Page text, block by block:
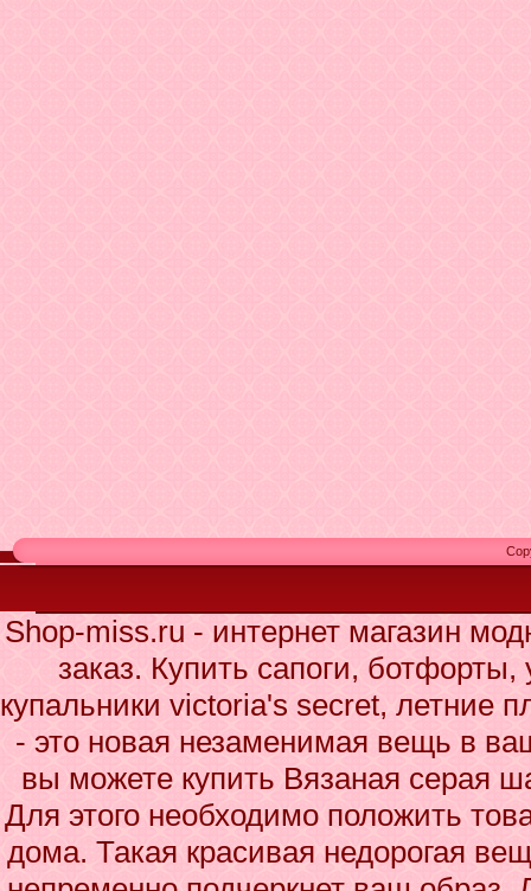
Shop-miss.ru - интернет магазин
заказ. Купить сапоги,
купальники victoria's secret, летние
- это новая незаменимая вещь в
вы можете купить Вязаная серая
Для этого необходимо положить
дома. Такая красивая недорогая